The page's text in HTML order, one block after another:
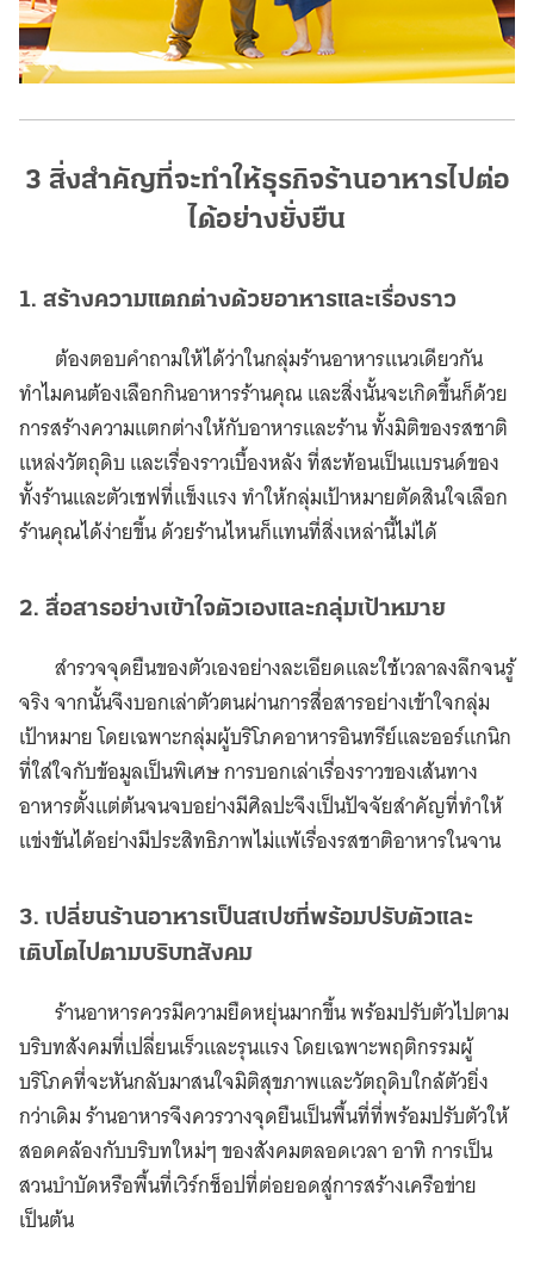
3 สิ่งสำคัญที่จะทำให้ธุรกิจร้านอาหารไปต่อ
ได้อย่างยั่งยืน
1. สร้างความแตกต่างด้วยอาหารและเรื่องราว
ต้องตอบคำถามให้ได้ว่าในกลุ่มร้านอาหารแนวเดียวกัน
ทำไมคนต้องเลือกกินอาหารร้านคุณ และสิ่งนั้นจะเกิดขึ้นก็ด้วย
การสร้างความแตกต่างให้กับอาหารและร้าน ทั้งมิติของรสชาติ
แหล่งวัตถุดิบ และเรื่องราวเบื้องหลัง ที่สะท้อนเป็นแบรนด์ของ
ทั้งร้านและตัวเชฟที่แข็งแรง ทำให้กลุ่มเป้าหมายตัดสินใจเลือก
ร้านคุณได้ง่ายขึ้น ด้วยร้านไหนก็แทนที่สิ่งเหล่านี้ไม่ได้
2. สื่อสารอย่างเข้าใจตัวเองและกลุ่มเป้าหมาย
สำรวจจุดยืนของตัวเองอย่างละเอียดและใช้เวลาลงลึกจนรู้
จริง จากนั้นจึงบอกเล่าตัวตนผ่านการสื่อสารอย่างเข้าใจกลุ่ม
เป้าหมาย โดยเฉพาะกลุ่มผู้บริโภคอาหารอินทรีย์และออร์แกนิก
ที่ใส่ใจกับข้อมูลเป็นพิเศษ การบอกเล่าเรื่องราวของเส้นทาง
อาหารตั้งแต่ต้นจนจบอย่างมีศิลปะจึงเป็นปัจจัยสำคัญที่ทำให้
แข่งขันได้อย่างมีประสิทธิภาพไม่แพ้เรื่องรสชาติอาหารในจาน
3. เปลี่ยนร้านอาหารเป็นสเปซที่พร้อมปรับตัวและ
เติบโตไปตามบริบทสังคม
ร้านอาหารควรมีความยืดหยุ่นมากขึ้น พร้อมปรับตัวไปตาม
บริบทสังคมที่เปลี่ยนเร็วและรุนแรง โดยเฉพาะพฤติกรรมผู้
บริโภคที่จะหันกลับมาสนใจมิติสุขภาพและวัตถุดิบใกล้ตัวยิ่ง
กว่าเดิม ร้านอาหารจึงควรวางจุดยืนเป็นพื้นที่ที่พร้อมปรับตัวให้
สอดคล้องกับบริบทใหม่ๆ ของสังคมตลอดเวลา อาทิ การเป็น
สวนบำบัดหรือพื้นที่เวิร์กช็อปที่ต่อยอดสู่การสร้างเครือข่าย
เป็นต้น